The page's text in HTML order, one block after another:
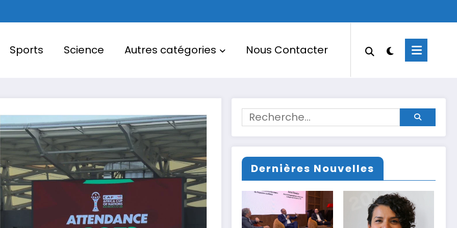
Sports Science Autres catégories Nous Contacter
Dernières Nouvelles